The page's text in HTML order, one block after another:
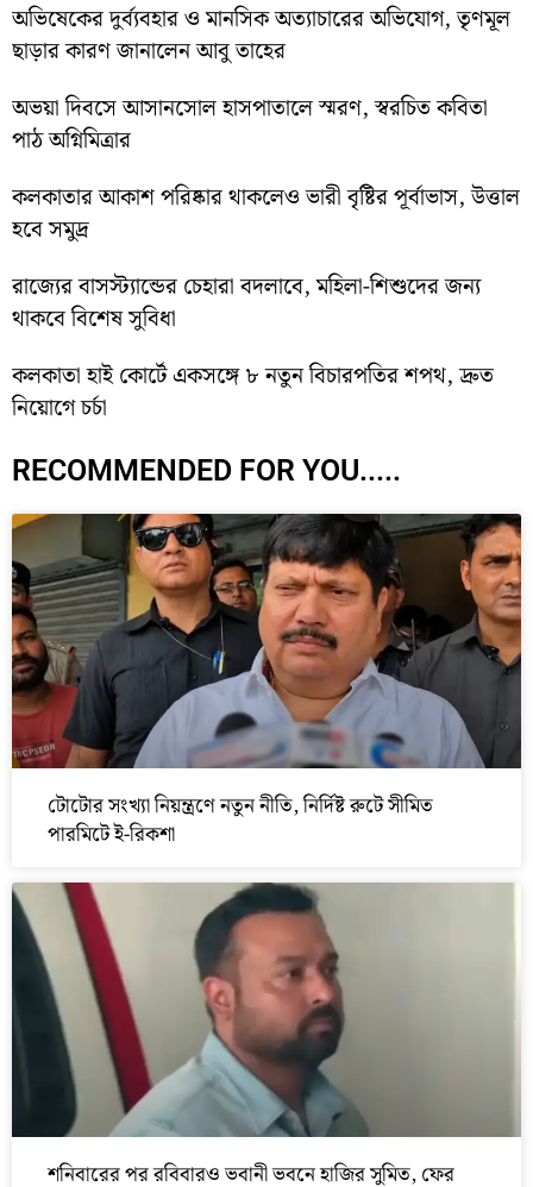
অভিষেকের দুর্ব্যবহার ও মানসিক অত্যাচারের অভিযোগ, তৃণমূল
ছাড়ার কারণ জানালেন আবু তাহের
অভয়া দিবসে আসানসোল হাসপাতালে স্মরণ, স্বরচিত কবিতা
পাঠ অগ্নিমিত্রার
কলকাতার আকাশ পরিষ্কার থাকলেও ভারী বৃষ্টির পূর্বাভাস, উত্তাল
হবে সমুদ্র
রাজ্যের বাসস্ট্যান্ডের চেহারা বদলাবে, মহিলা-শিশুদের জন্য
থাকবে বিশেষ সুবিধা
কলকাতা হাই কোর্টে একসঙ্গে ৮ নতুন বিচারপতির শপথ, দ্রুত
নিয়োগে চর্চা
RECOMMENDED FOR YOU.....
টোটোর সংখ্যা নিয়ন্ত্রণে নতুন নীতি, নির্দিষ্ট রুটে সীমিত
পারমিটে ই-রিকশা
শনিবারের পর রবিবারও ভবানী ভবনে হাজির সুমিত, ফের